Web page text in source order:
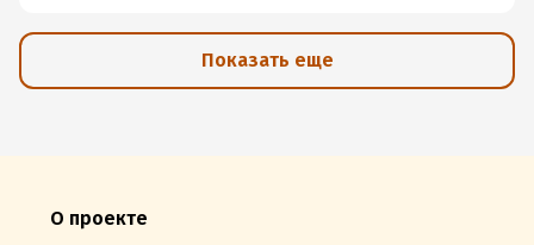
Показать еще
О проекте